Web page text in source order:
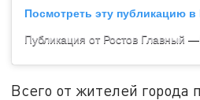
Посмотреть эту публикацию в
Всего от жителей города